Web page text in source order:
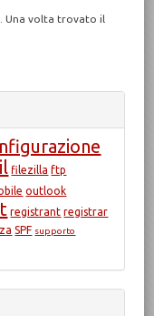
Una volta trovato il
filezilla ftp
outlook
registrant registrar
SPF supporto